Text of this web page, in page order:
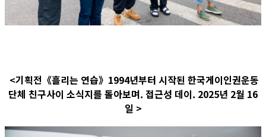
<기획전《흘리는 연습》1994년부터 시작된 한국게이인권운동
단체 친구사이 소식지를 돌아보며. 접근성 데이. 2025년 2월 16
일 >